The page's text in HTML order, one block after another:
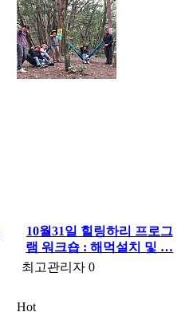
10월31일 힐링하리 프로그
램 워크숍 : 해먹설치 및 …
최고관리자 0
Hot